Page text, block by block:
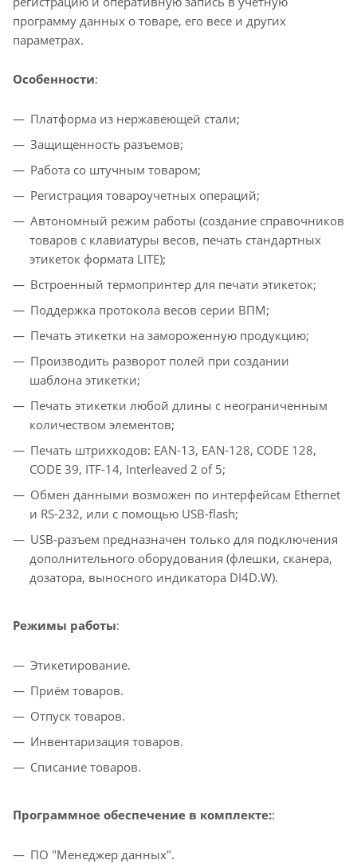
программу данных о товаре, его весе и других
параметрах.
Особенности:
Платформа из нержавеющей стали;
Защищенность разъемов;
Работа со штучным товаром;
Регистрация товароучетных операций;
Автономный режим работы (создание справочников
товаров с клавиатуры весов, печать стандартных
этикеток формата LITE);
Встроенный термопринтер для печати этикеток;
Поддержка протокола весов серии ВПМ;
Печать этикетки на замороженную продукцию;
Производить разворот полей при создании
шаблона этикетки;
Печать этикетки любой длины с неограниченным
количеством элементов;
Печать штрихкодов: EAN-13, EAN-128, CODE 128,
CODE 39, ITF-14, Interleaved 2 of 5;
Обмен данными возможен по интерфейсам Ethernet
и RS-232, или с помощью USB-flash;
USB-разъем предназначен только для подключения
дополнительного оборудования (флешки, сканера,
дозатора, выносного индикатора DI4D.W).
Режимы работы:
Этикетирование.
Приём товаров.
Отпуск товаров.
Инвентаризация товаров.
Списание товаров.
Программное обеспечение в комплекте::
ПО "Менеджер данных".